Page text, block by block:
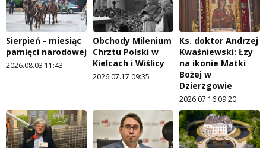
Sierpień - miesiąc
pamięci narodowej
2026.08.03 11:43
Obchody Milenium
Chrztu Polski w
Kielcach i Wiślicy
2026.07.17 09:35
Ks. doktor Andrzej
Kwaśniewski: Łzy
na ikonie Matki
Bożej w
Dzierzgowie
2026.07.16 09:20